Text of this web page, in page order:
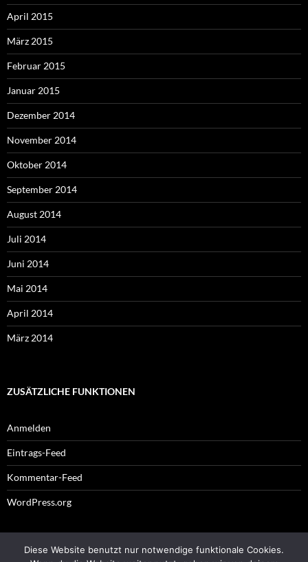
April 2015
März 2015
Februar 2015
Januar 2015
Dezember 2014
November 2014
Oktober 2014
September 2014
August 2014
Juli 2014
Juni 2014
Mai 2014
April 2014
März 2014
ZUSÄTZLICHE FUNKTIONEN
Anmelden
Eintrags-Feed
Kommentar-Feed
WordPress.org
Impressum
Diese Website benutzt nur notwendige funktionale Cookies.